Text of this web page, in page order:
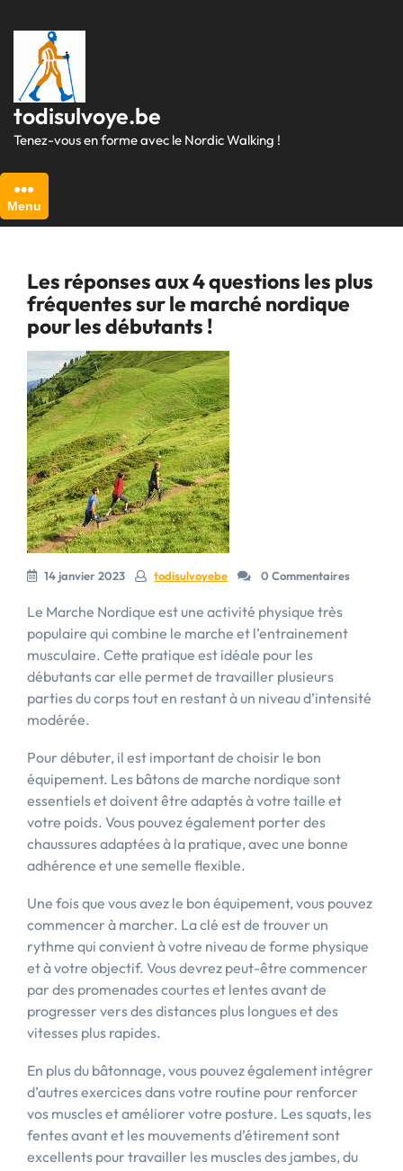
au
contenu
todisulvoye.be
Tenez-vous en forme avec le Nordic Walking !
Menu
Les réponses aux 4 questions les plus
fréquentes sur le marché nordique
pour les débutants !
14 janvier 2023 todisulvoyebe 0 Commentaires
Le Marche Nordique est une activité physique très
populaire qui combine le marche et l’entrainement
musculaire. Cette pratique est idéale pour les
débutants car elle permet de travailler plusieurs
parties du corps tout en restant à un niveau d’intensité
modérée.
Pour débuter, il est important de choisir le bon
équipement. Les bâtons de marche nordique sont
essentiels et doivent être adaptés à votre taille et
votre poids. Vous pouvez également porter des
chaussures adaptées à la pratique, avec une bonne
adhérence et une semelle flexible.
Une fois que vous avez le bon équipement, vous pouvez
commencer à marcher. La clé est de trouver un
rythme qui convient à votre niveau de forme physique
et à votre objectif. Vous devrez peut-être commencer
par des promenades courtes et lentes avant de
progresser vers des distances plus longues et des
vitesses plus rapides.
En plus du bâtonnage, vous pouvez également intégrer
d’autres exercices dans votre routine pour renforcer
vos muscles et améliorer votre posture. Les squats, les
fentes avant et les mouvements d’étirement sont
excellents pour travailler les muscles des jambes, du